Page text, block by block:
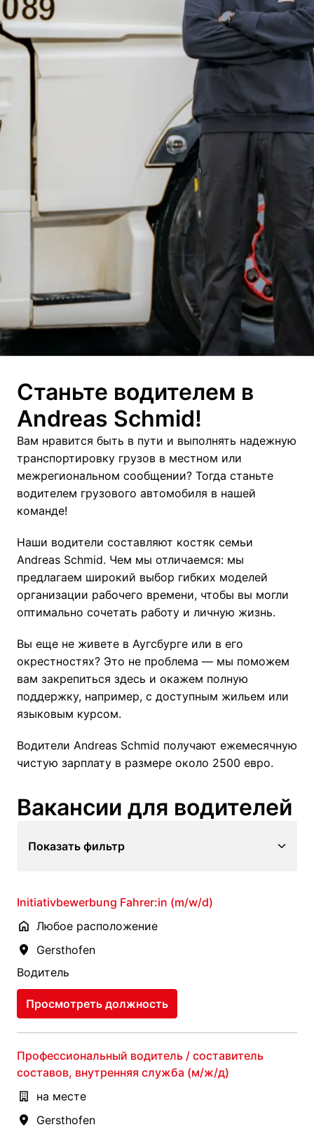
Станьте водителем в
Andreas Schmid!
Вам нравится быть в пути и выполнять надежную
транспортировку грузов в местном или
межрегиональном сообщении? Тогда станьте
водителем грузового автомобиля в нашей
команде!
Наши водители составляют костяк семьи
Andreas Schmid. Чем мы отличаемся: мы
предлагаем широкий выбор гибких моделей
организации рабочего времени, чтобы вы могли
оптимально сочетать работу и личную жизнь.
Вы еще не живете в Аугсбурге или в его
окрестностях? Это не проблема — мы поможем
вам закрепиться здесь и окажем полную
поддержку, например, с доступным жильем или
языковым курсом.
Водители Andreas Schmid получают ежемесячную
чистую зарплату в размере около 2500 евро.
Вакансии для водителей
Показать фильтр
Initiativbewerbung Fahrer:in (m/w/d)
Любое расположение
Gersthofen
Водитель
Просмотреть должность
Профессиональный водитель / составитель
составов, внутренняя служба (м/ж/д)
на месте
Gersthofen